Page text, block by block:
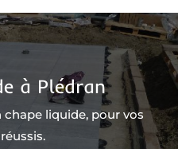
à Plédran
chape liquide, pour vos